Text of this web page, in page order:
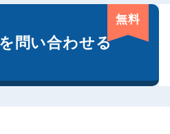
問い合わせる
無料